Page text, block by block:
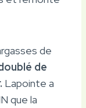
de
de
Lapointe a
que la